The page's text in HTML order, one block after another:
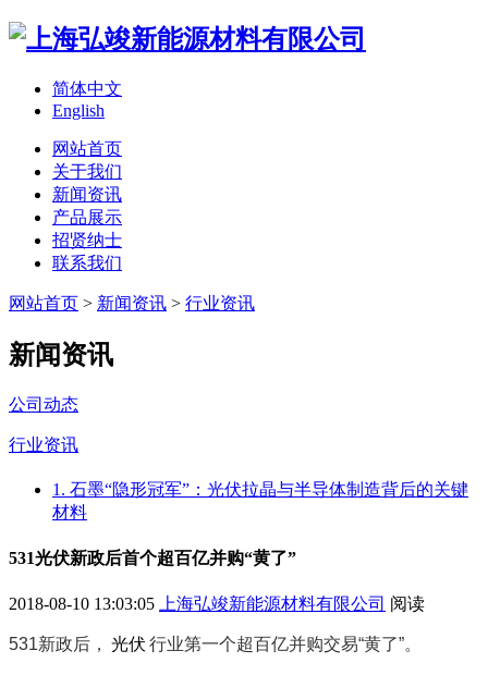
简体中文
English
网站首页
关于我们
新闻资讯
产品展示
招贤纳士
联系我们
网站首页 > 新闻资讯 > 行业资讯
新闻资讯
公司动态
行业资讯
1. 石墨“隐形冠军”：光伏拉晶与半导体制造背后的关键
材料
531光伏新政后首个超百亿并购“黄了”
2018-08-10 13:03:05 上海弘竣新能源材料有限公司 阅读
531新政后， 光伏 行业第一个超百亿并购交易“黄了”。